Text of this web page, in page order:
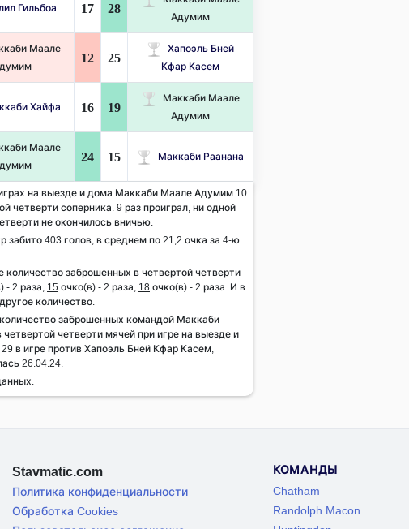
Гильбоа 17 28
Адумим
Маале
12 25
Хапоэль Бней
Кфар Касем
Хайфа 16 19
Маккаби Маале
Адумим
Маале
24 15 Маккаби Раанана
на выезде и дома Маккаби Маале Адумим 10
четверти соперника. 9 раз проиграл, ни одной
не окончилось вничью.
забито 403 голов, в среднем по 21,2 очка за 4-ю
количество заброшенных в четвертой четверти
- 2 раза, 15 очко(в) - 2 раза, 18 очко(в) - 2 раза. И в
количество.
заброшенных командой Маккаби
четверти мячей при игре на выезде и
в игре против Хапоэль Бней Кфар Касем,
26.04.24.
Stavmatic.com
Политика конфиденциальности
Обработка Cookies
КОМАНДЫ
Chatham
Randolph Macon